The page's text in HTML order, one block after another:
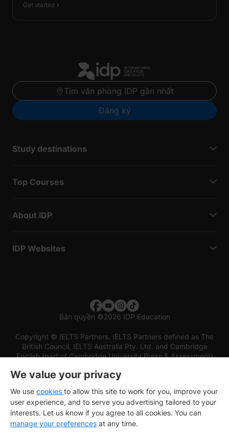
Get started
Tìm văn phòng IDP gần nhất
Đăng ký
Study destinations
Top Courses
About IDP
IDP Websites
Bản quyền ©2026 IDP Education
Copyright © IELTS Partners. IELTS Partners defined as The
British Council, IELTS Australia Pty. Ltd. and Cambridge
English (part of Cambridge University Press & Assessment)
Các nhà đầu tư
Điều khoản sử dụng
We value your privacy
We use cookies to allow this site to work for you, improve your
user experience, and to serve you advertising tailored to your
interests. Let us know if you agree to all cookies. You can
manage your preferences at any time.